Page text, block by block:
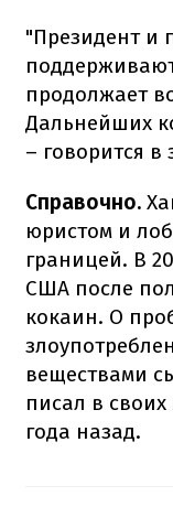
"Президент и
продолжает
Дальнейших
– говорится в
Справочно.
юристом и
границей. В
США после
кокаин. О
веществами
писал в
года назад.